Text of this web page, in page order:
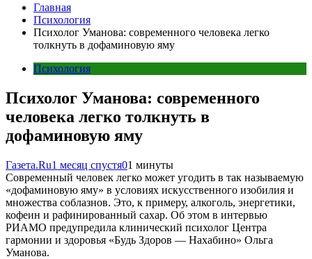
Главная
Психология
Психолог Уманова: современного человека легко
толкнуть в дофаминовую яму
Психология
Психолог Уманова: современного
человека легко толкнуть в
дофаминовую яму
Газета.Ru1 месяц спустя01 минуты
Современный человек легко может угодить в так называемую
«дофаминовую яму» в условиях искусственного изобилия и
множества соблазнов. Это, к примеру, алкоголь, энергетики,
кофеин и рафинированный сахар. Об этом в интервью
РИАМО предупредила клинический психолог Центра
гармонии и здоровья «Будь Здоров — Нахабино» Ольга
Уманова.